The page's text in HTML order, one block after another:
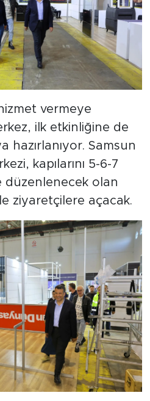
vermeye
ilk etkinliğine de
hazırlanıyor. Samsun
kapılarını 5-6-7
düzenlenecek olan
ziyaretçilere açacak.